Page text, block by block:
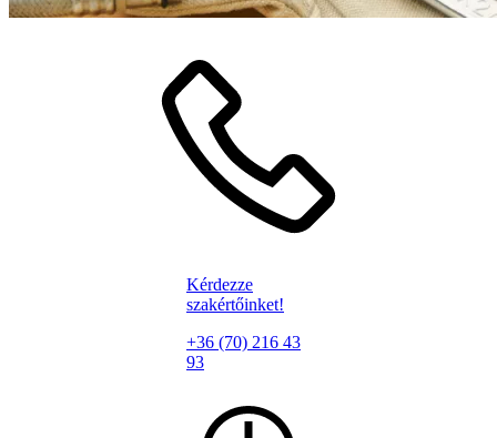
Kérdezze
szakértőinket!
+36 (70) 216 43
93